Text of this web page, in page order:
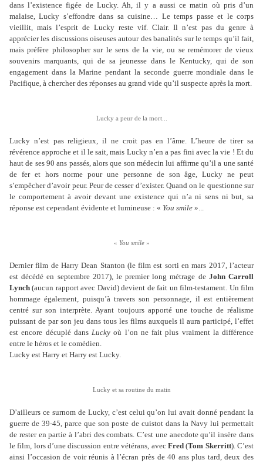
dans l’existence figée de Lucky. Ah, il y a aussi ce matin où pris d’un
malaise, Lucky s’effondre dans sa cuisine… Le temps passe et le corps
vieillit, mais l’esprit de Lucky reste vif. Clair. Il n’est pas du genre à
apprécier les discussions oiseuses autour des banalités sur le temps qu’il fait,
mais préfère philosopher sur le sens de la vie, ou se remémorer de vieux
souvenirs marquants, qui de sa jeunesse dans le Kentucky, qui de son
engagement dans la Marine pendant la seconde guerre mondiale dans le
Pacifique, à chercher des réponses au grand vide qu’il suspecte après la mort.
Lucky a peur de la mort...
Lucky n’est pas religieux, il ne croit pas en l’âme. L’heure de tirer sa
révérence approche et il le sait, mais Lucky n’en a pas fini avec la vie ! Et du
haut de ses 90 ans passés, alors que son médecin lui affirme qu’il a une santé
de fer et hors norme pour une personne de son âge, Lucky ne peut
s’empêcher d’avoir peur. Peur de cesser d’exister. Quand on le questionne sur
le comportement à avoir devant une existence qui n’a ni sens ni but, sa
réponse est cependant évidente et lumineuse : « You smile »...
« You smile »
Dernier film de Harry Dean Stanton (le film est sorti en mars 2017, l’acteur
est décédé en septembre 2017), le premier long métrage de John Carroll
Lynch (aucun rapport avec David) devient de fait un film-testament. Un film
hommage également, puisqu’à travers son personnage, il est entièrement
centré sur son interprète. Ayant toujours apporté une touche de réalisme
puissant de par son jeu dans tous les films auxquels il aura participé, l’effet
est encore décuplé dans Lucky où l’on ne fait plus vraiment la différence
entre le héros et le comédien.
Lucky est Harry et Harry est Lucky.
Lucky et sa routine du matin
D’ailleurs ce surnom de Lucky, c’est celui qu’on lui avait donné pendant la
guerre de 39-45, parce que son poste de cuistot dans la Navy lui permettait
de rester en partie à l’abri des combats. C’est une anecdote qu’il insère dans
le film, lors d’une discussion entre vétérans, avec Fred(Tom Skerritt). C’est
ainsi l’occasion de voir réunis à l’écran près de 40 ans plus tard, deux des